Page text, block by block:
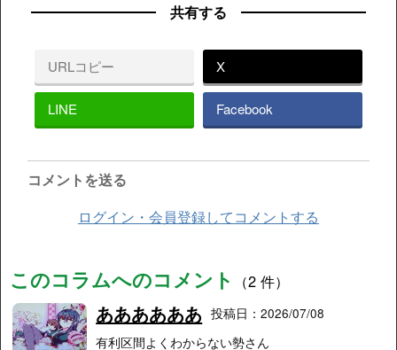
共有する
URLコピー X
LINE Facebook
コメントを送る
ログイン・会員登録してコメントする
このコラムへのコメント （2 件）
ああああああ 投稿日：2026/07/08
有利区間よくわからない勢さん